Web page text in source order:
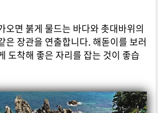
오면 붉게 물드는 바다와 촛대바위의
은 장관을 연출합니다. 해돋이를 보러
도착해 좋은 자리를 잡는 것이 좋습